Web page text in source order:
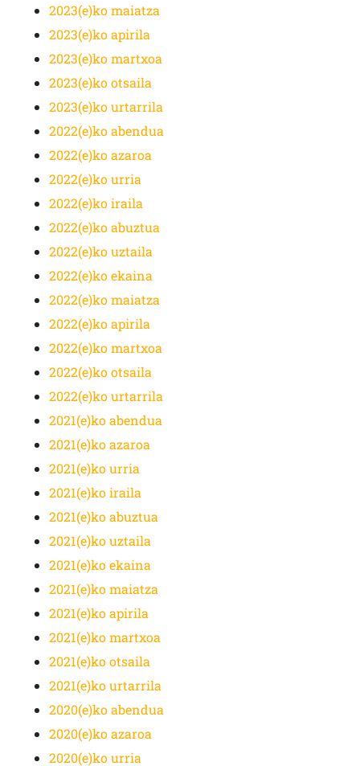
2023(e)ko maiatza
2023(e)ko apirila
2023(e)ko martxoa
2023(e)ko otsaila
2023(e)ko urtarrila
2022(e)ko abendua
2022(e)ko azaroa
2022(e)ko urria
2022(e)ko iraila
2022(e)ko abuztua
2022(e)ko uztaila
2022(e)ko ekaina
2022(e)ko maiatza
2022(e)ko apirila
2022(e)ko martxoa
2022(e)ko otsaila
2022(e)ko urtarrila
2021(e)ko abendua
2021(e)ko azaroa
2021(e)ko urria
2021(e)ko iraila
2021(e)ko abuztua
2021(e)ko uztaila
2021(e)ko ekaina
2021(e)ko maiatza
2021(e)ko apirila
2021(e)ko martxoa
2021(e)ko otsaila
2021(e)ko urtarrila
2020(e)ko abendua
2020(e)ko azaroa
2020(e)ko urria